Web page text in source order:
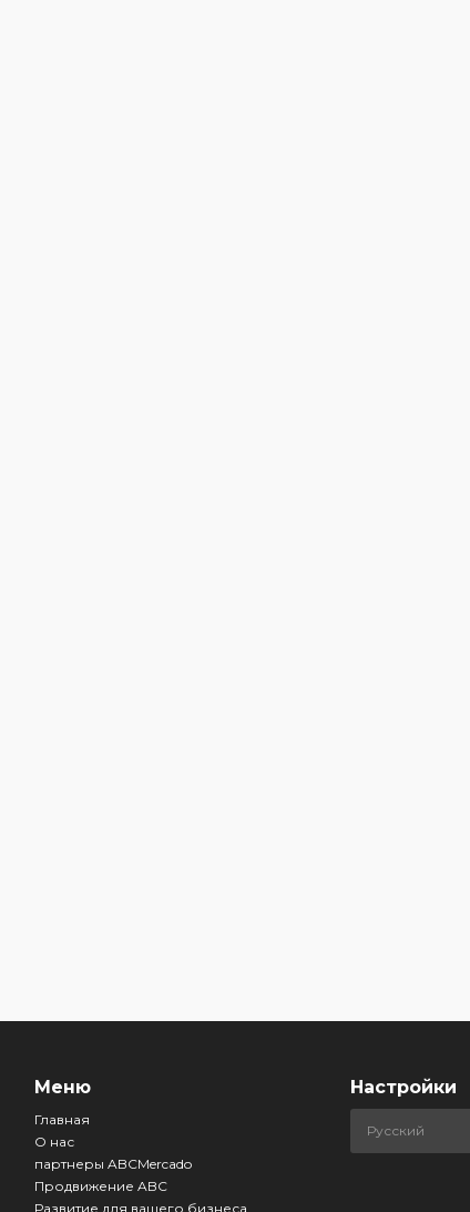
Меню
Главная
О нас
партнеры ABCMercado
Продвижение ABC
Развитие для вашего бизнеса
Настройки